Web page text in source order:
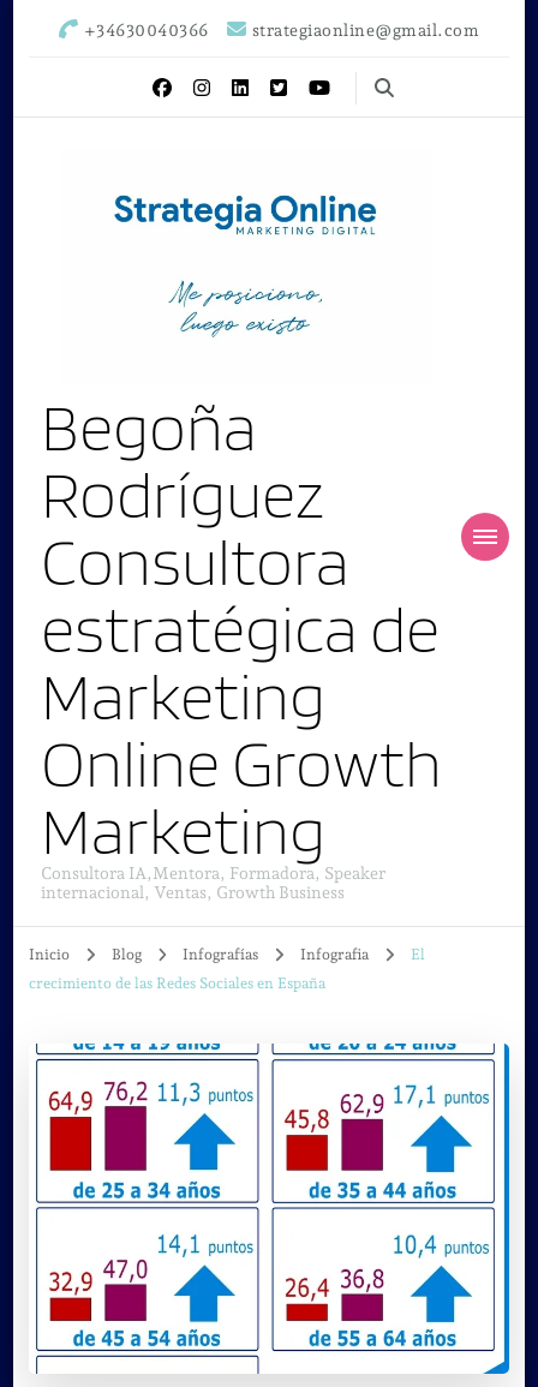
+34630040366 strategiaonline@gmail.com
Begoña
Rodríguez
Consultora
estratégica de
Marketing
Online Growth
Marketing
Consultora IA,Mentora, Formadora, Speaker
internacional, Ventas, Growth Business
Inicio Blog Infografías Infografia
El
crecimiento de las Redes Sociales en España